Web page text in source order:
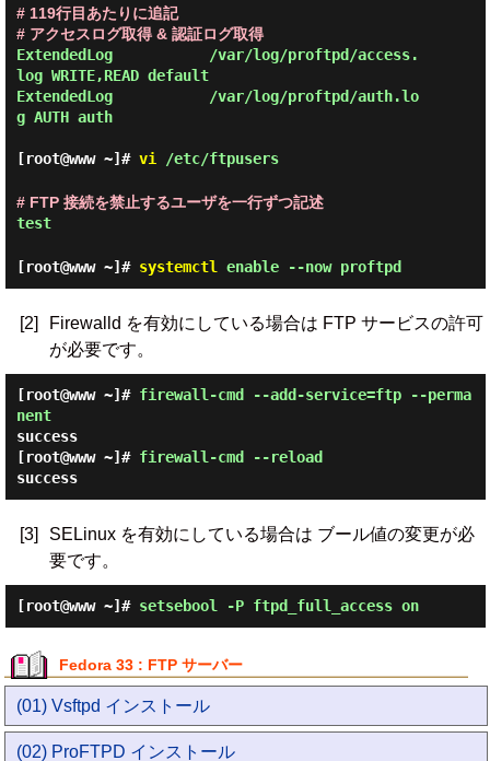
# 119行目あたりに追記
# アクセスログ取得 & 認証ログ取得
ExtendedLog           /var/log/proftpd/access.
log WRITE,READ default
ExtendedLog           /var/log/proftpd/auth.lo
g AUTH auth
[root@www ~]# vi /etc/ftpusers
# FTP 接続を禁止するユーザを一行ずつ記述
test
[root@www ~]# systemctl enable --now proftpd
[2]
Firewalld を有効にしている場合は FTP サービスの許可
が必要です。
[root@www ~]# firewall-cmd --add-service=ftp --perma
nent
success
[root@www ~]# firewall-cmd --reload
success
[3]
SELinux を有効にしている場合は ブール値の変更が必
要です。
[root@www ~]# setsebool -P ftpd_full_access on
Fedora 33 : FTP サーバー
(01) Vsftpd インストール
(02) ProFTPD インストール